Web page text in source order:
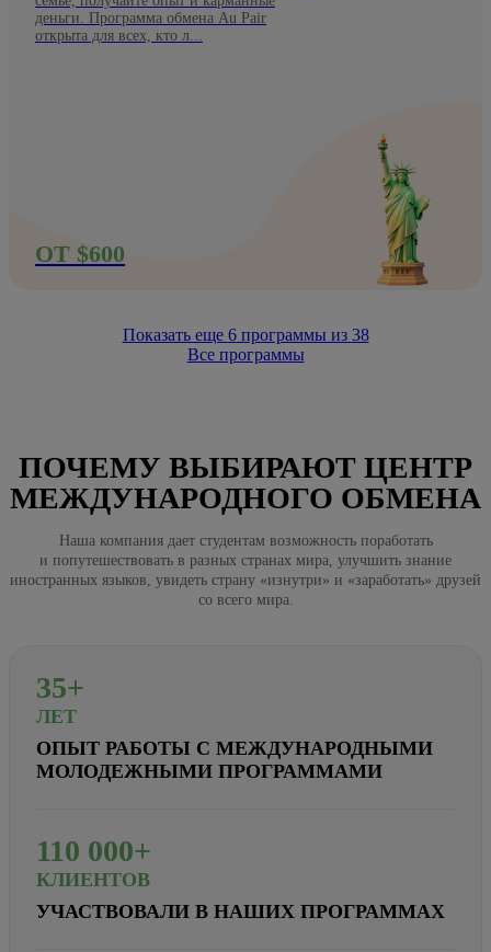
деньги. Программа обмена Au Pair
открыта для всех, кто л...
ОТ $600
Показать еще 6программы из 38
Все программы
ПОЧЕМУ ВЫБИРАЮТ ЦЕНТР
МЕЖДУНАРОДНОГО ОБМЕНА
Наша компания дает студентам возможность поработать
и попутешествовать в разных странах мира, улучшить знание
иностранных языков, увидеть страну «изнутри» и «заработать» друзей
со всего мира.
35+
ЛЕТ
ОПЫТ РАБОТЫ С МЕЖДУНАРОДНЫМИ
МОЛОДЕЖНЫМИ ПРОГРАММАМИ
110 000+
КЛИЕНТОВ
УЧАСТВОВАЛИ В НАШИХ ПРОГРАММАХ